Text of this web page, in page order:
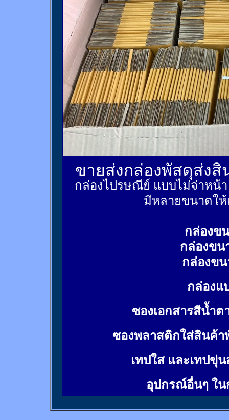
ขายส่งกล่องพัสดุส่ง
กล่องไปรษณีย์ แบบไม่จ่าหน้
มีหลายขนาดให้
กล่องข
กล่องขน
กล่องข
กล่องแ
ซองเอกสารสีน้ำต
ซองพลาสติกใส่สินค้า
เทปใส และเทปขุ่
อุปกรณ์อื่นๆ ใ